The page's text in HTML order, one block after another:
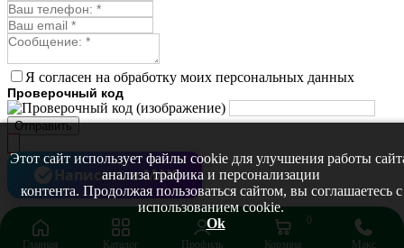
Синюха
Смесь лекарственных
Стевия
Тимьян ползучий (чабрец)
Фенхель лекарственный
Цикорий лекарственный
Череда лекарственная
Чернокорень
Шалфей
Семена ягод
Брусника
Голубика
Этот сайт использует файлы cookie для улучшения работы
анализа трафика и персонализации
контента. Продолжая пользоваться сайтом, вы соглашаетесь с
использованием cookie.
Ok
Я согласен на обработку моих персональных данных
Проверочный код
Отправить
Главная Каталог Профиль
0
Корзина
Макс
Написать в MAX